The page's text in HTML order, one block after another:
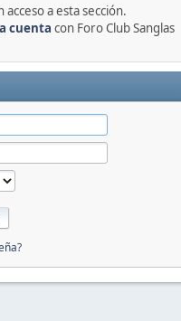
a esta sección.
cuenta con Foro Club Sanglas